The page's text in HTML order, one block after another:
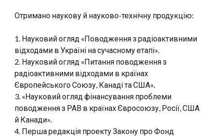
Отримано наукову й науково-технічну продукцію:
1. Науковий огляд «Поводження з радіоактивними
відходами в Україні на сучасному етапі».
2. Науковий огляд «Питання поводження з
радіоактивними відходами в країнах
Європейського Союзу, Канаді та США».
3. «Науковий огляд фінансування проблеми
поводження з РАВ в країнах Євросоюзу, Росії, США
й Канади».
4. Перша редакція проекту Закону про Фонд